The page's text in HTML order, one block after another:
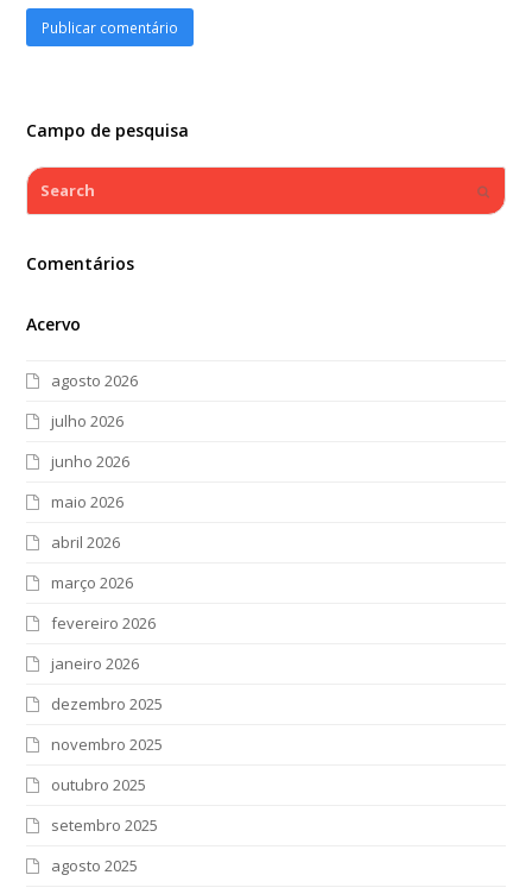
Campo de pesquisa
Search
Comentários
Acervo
agosto 2026
julho 2026
junho 2026
maio 2026
abril 2026
março 2026
fevereiro 2026
janeiro 2026
dezembro 2025
novembro 2025
outubro 2025
setembro 2025
agosto 2025